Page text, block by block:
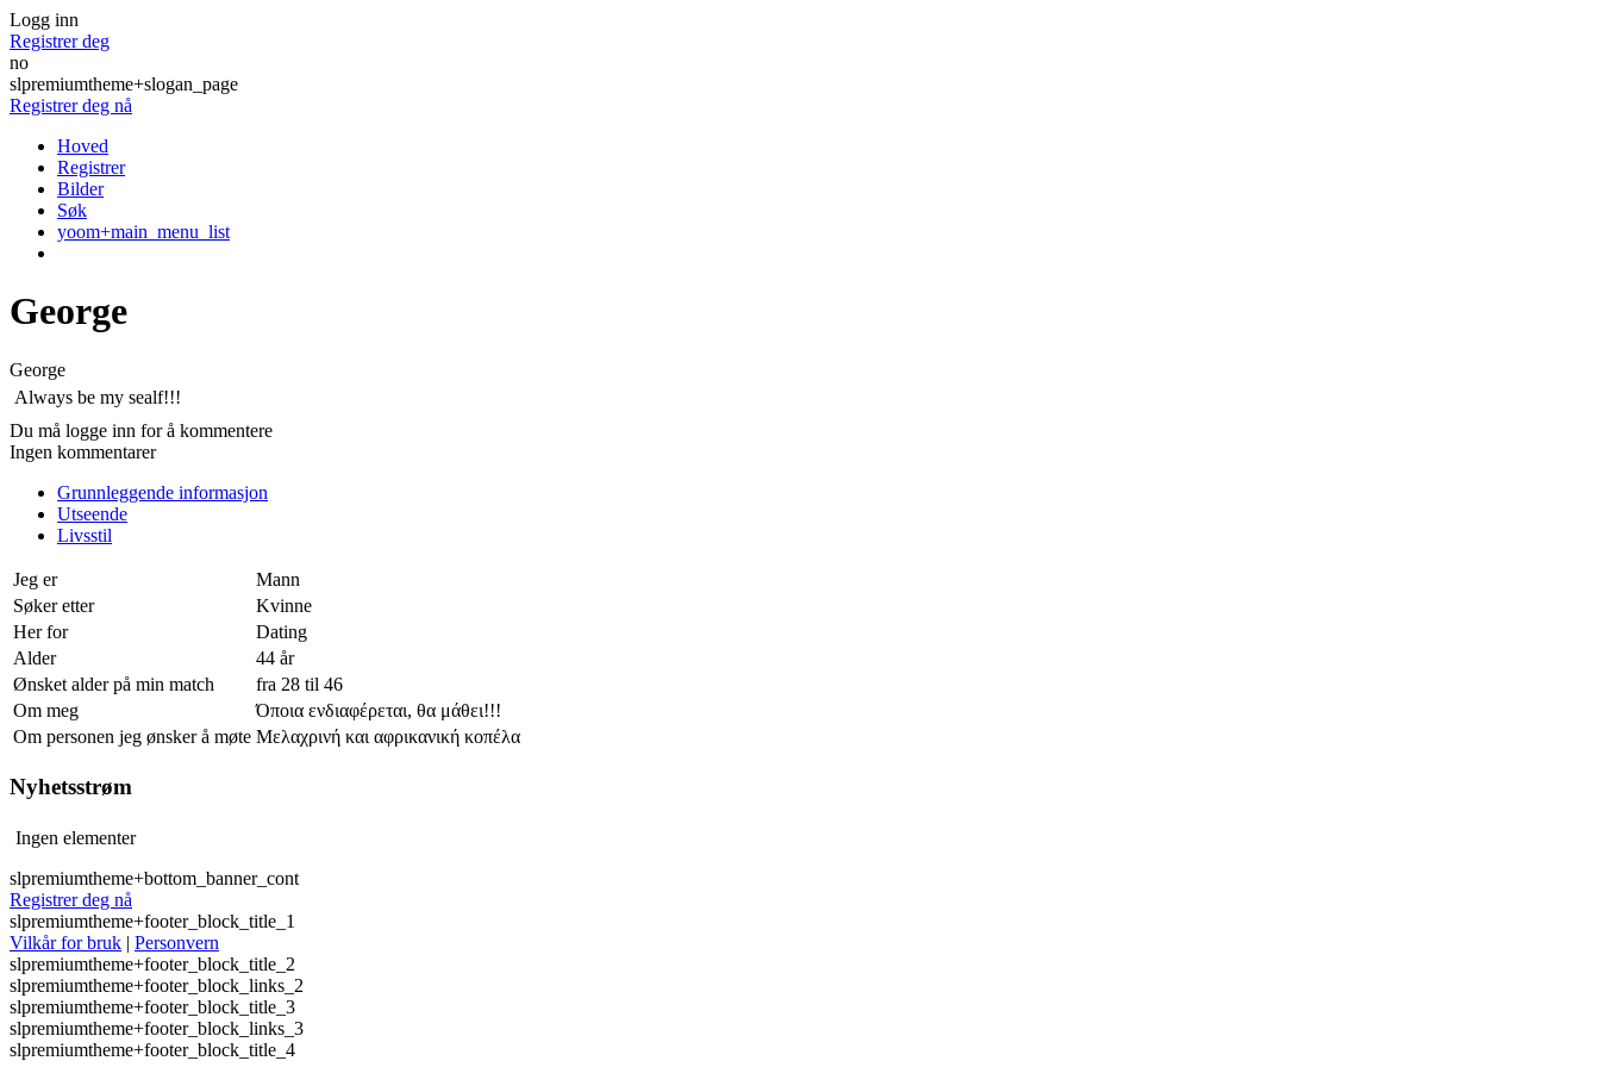
Logg inn
Registrer deg
no
slpremiumtheme+slogan_page
Registrer deg nå
Hoved
Registrer
Bilder
Søk
yoom+main_menu_list
George
George
Always be my sealf!!!
Du må logge inn for å kommentere
Ingen kommentarer
Grunnleggende informasjon
Utseende
Livsstil
Jeg er
Mann
Søker etter
Kvinne
Her for
Dating
Alder
44 år
Ønsket alder på min match
fra 28 til 46
Om meg
Όποια ενδιαφέρεται, θα μάθει!!!
Om personen jeg ønsker å møte Μελαχρινή και αφρικανική κοπέλα
Nyhetsstrøm
Ingen elementer
slpremiumtheme+bottom_banner_cont
Registrer deg nå
slpremiumtheme+footer_block_title_1
Vilkår for bruk | Personvern
slpremiumtheme+footer_block_title_2
slpremiumtheme+footer_block_links_2
slpremiumtheme+footer_block_title_3
slpremiumtheme+footer_block_links_3
slpremiumtheme+footer_block_title_4